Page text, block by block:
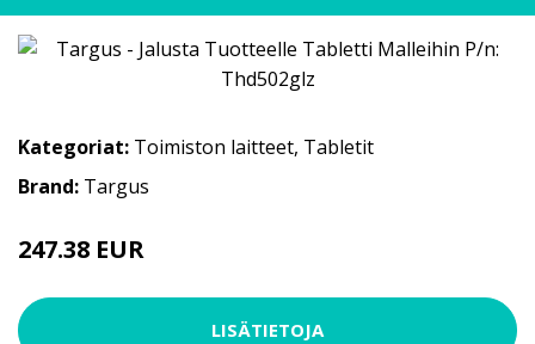
Kategoriat: Toimiston laitteet, Tabletit
Brand: Targus
247.38 EUR
LISÄTIETOJA